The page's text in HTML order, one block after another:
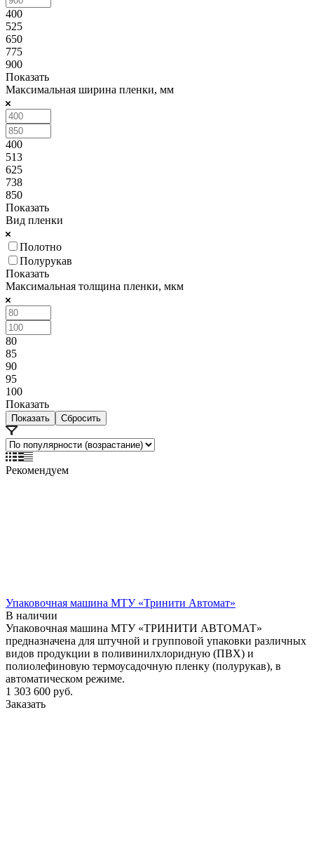
400
525
650
775
900
Показать
Максимальная ширина пленки, мм
400
513
625
738
850
Показать
Вид пленки
Полотно
Полурукав
Показать
Максимальная толщина пленки, мкм
80
85
90
95
100
Показать
Сбросить
Рекомендуем
Упаковочная машина МТУ «Тринити Автомат»
В наличии
Упаковочная машина МТУ «ТРИНИТИ АВТОМАТ»
предназначена для штучной и групповой упаковки различных
видов продукции в поливинилхлоридную (ПВХ) и
полиолефиновую термоусадочную пленку (полурукав), в
автоматическом режиме.
1 303 600 руб.
Заказать